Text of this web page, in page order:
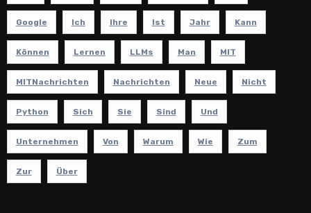
Google Ich Ihre Ist Jahr Kann
Können Lernen LLMs Man MIT
MITNachrichten Nachrichten Neue Nicht
Python Sich Sie Sind Und
Unternehmen Von Warum Wie Zum
Zur Über